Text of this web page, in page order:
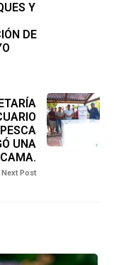
Y
DE
UNA
Next Post